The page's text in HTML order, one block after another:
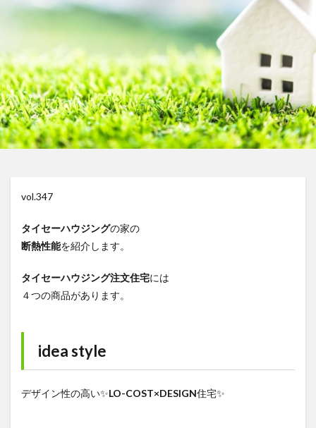
vol.347
タイセーハウジングの家の
断熱性能を紹介します。
タイセーハウジング注文住宅には
４つの商品があります。
idea style
デザイン性の高い✨LO-COST×DESIGN住宅✨